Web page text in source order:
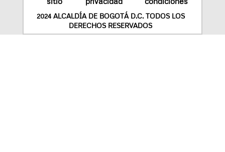
2024 ALCALDÍA DE BOGOTÁ D.C. TODOS LOS
DERECHOS RESERVADOS